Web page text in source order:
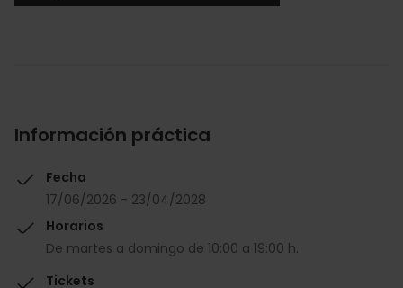
Información práctica
Fecha
17/06/2026 - 23/04/2028
Horarios
De martes a domingo de 10:00 a 19:00 h.
Tickets